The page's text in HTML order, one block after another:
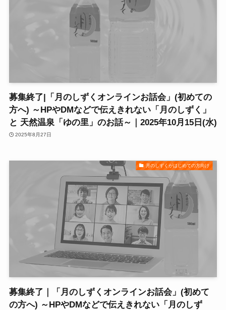
募集終了|「月のしずくオンラインお話会」(初めての
方へ) ～HPやDMなどで伝えきれない「月のしずく」
と 天然温泉「ゆの里」のお話～｜2025年10月15日(水)
2025年8月27日
月のしずくがはじめての方向け
募集終了｜「月のしずくオンラインお話会」(初めて
の方へ) ～HPやDMなどで伝えきれない「月のしず